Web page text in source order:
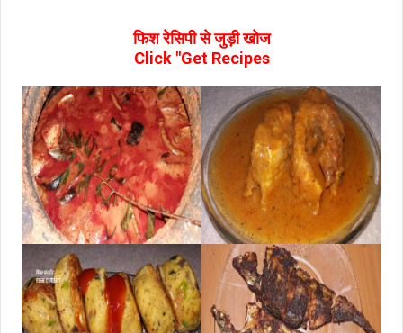
फिश रेसिपी से जुड़ी खोज
Click "Get Recipes